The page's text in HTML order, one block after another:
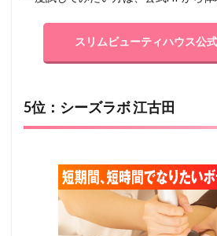
スリムビューティハウス公
5位：シーズラボ 江古田